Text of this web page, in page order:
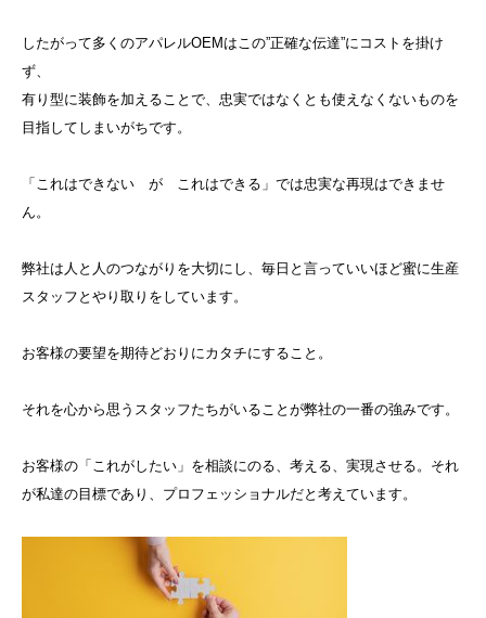
したがって多くのアパレルOEMはこの”正確な伝達”にコストを掛け
ず、
有り型に装飾を加えることで、忠実ではなくとも使えなくないものを
目指してしまいがちです。
「これはできない が これはできる」では忠実な再現はできませ
ん。
弊社は人と人のつながりを大切にし、毎日と言っていいほど蜜に生産
スタッフとやり取りをしています。
お客様の要望を期待どおりにカタチにすること。
それを心から思うスタッフたちがいることが弊社の一番の強みです。
お客様の「これがしたい」を相談にのる、考える、実現させる。それ
が私達の目標であり、プロフェッショナルだと考えています。